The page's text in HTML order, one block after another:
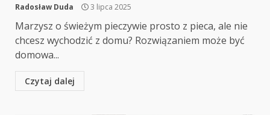
Radosław Duda 3 lipca 2025
Marzysz o świeżym pieczywie prosto z pieca, ale nie
chcesz wychodzić z domu? Rozwiązaniem może być
domowa...
Czytaj dalej